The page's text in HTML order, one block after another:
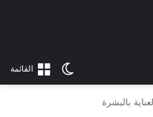
القائمةالوضع
بالبشرة